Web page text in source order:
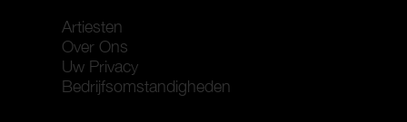
Artiesten
Over Ons
Uw Privacy
Bedrijfsomstandigheden